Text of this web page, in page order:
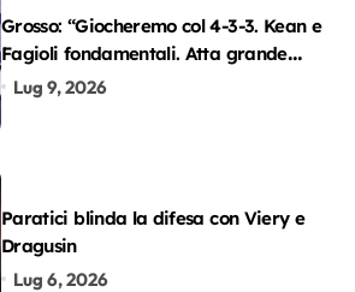
Grosso: “Giocheremo col 4-3-3. Kean e
Fagioli fondamentali. Atta grande
colpo”
Lug 9, 2026
Paratici blinda la difesa con Viery e
Dragusin
Lug 6, 2026